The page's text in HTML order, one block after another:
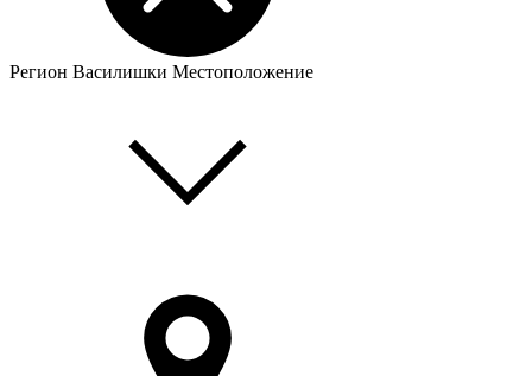
Регион Василишки Местоположение